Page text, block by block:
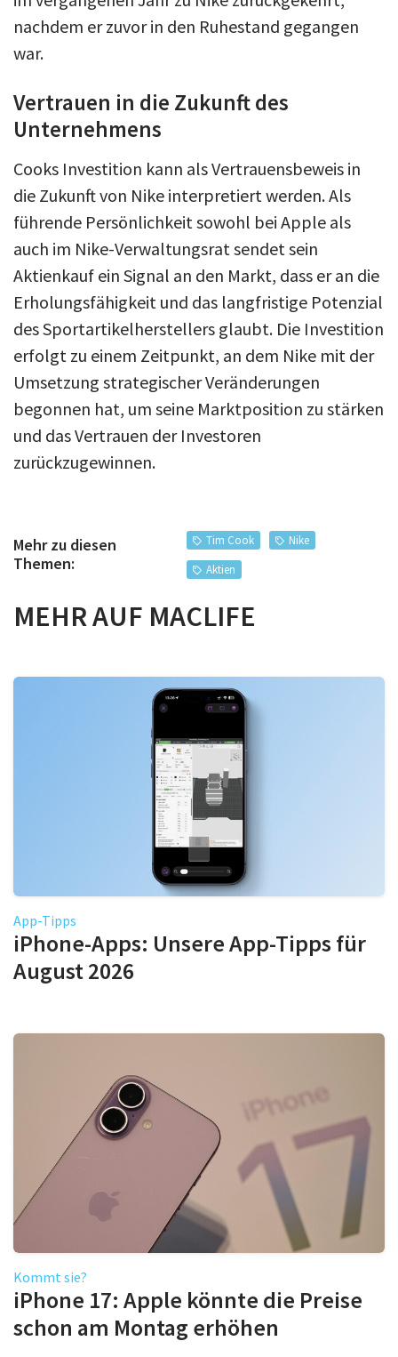
nachdem er zuvor in den Ruhestand gegangen
war.
Vertrauen in die Zukunft des
Unternehmens
Cooks Investition kann als Vertrauensbeweis in
die Zukunft von Nike interpretiert werden. Als
führende Persönlichkeit sowohl bei Apple als
auch im Nike-Verwaltungsrat sendet sein
Aktienkauf ein Signal an den Markt, dass er an die
Erholungsfähigkeit und das langfristige Potenzial
des Sportartikelherstellers glaubt. Die Investition
erfolgt zu einem Zeitpunkt, an dem Nike mit der
Umsetzung strategischer Veränderungen
begonnen hat, um seine Marktposition zu stärken
und das Vertrauen der Investoren
zurückzugewinnen.
Mehr zu diesen
Themen:
Tim Cook
Nike
Aktien
MEHR AUF MACLIFE
App-Tipps
iPhone-Apps: Unsere App-Tipps für
August 2026
Kommt sie?
iPhone 17: Apple könnte die Preise
schon am Montag erhöhen